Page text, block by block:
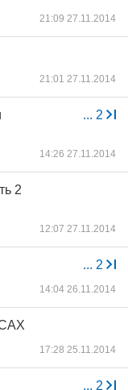
21:09 27.11.2014
21:01 27.11.2014
... 2
14:26 27.11.2014
2
12:07 27.11.2014
... 2
14:04 26.11.2014
17:28 25.11.2014
... 2